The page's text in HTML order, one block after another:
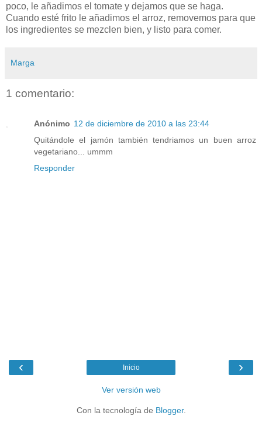
poco, le añadimos el tomate y dejamos que se haga.
Cuando esté frito le añadimos el arroz, removemos para que
los ingredientes se mezclen bien, y listo para comer.
Marga
1 comentario:
Anónimo 12 de diciembre de 2010 a las 23:44
Quitándole el jamón también tendriamos un buen arroz
vegetariano... ummm
Responder
‹ ›
Inicio
Ver versión web
Con la tecnología de Blogger.